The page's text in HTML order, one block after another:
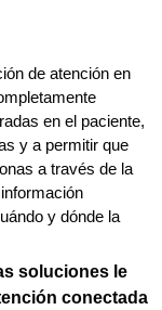
de atención en
en el paciente,
y a permitir que
a través de la
y dónde la
soluciones le
conectada